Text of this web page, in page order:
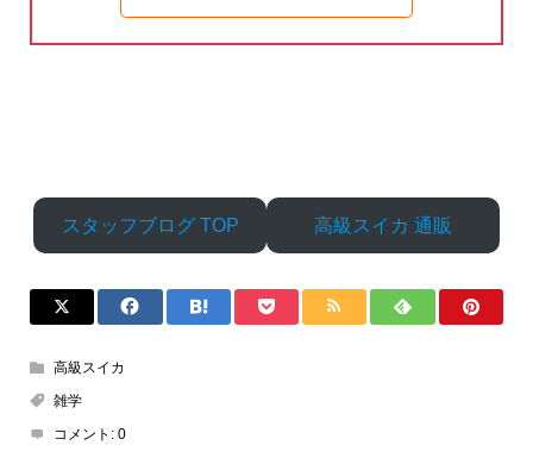
スタッフブログ TOP 高級スイカ 通販
高級スイカ
雑学
コメント: 0